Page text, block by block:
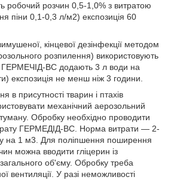
робочий розчин 0,5-1,0% з витратою
піни 0,1-0,3 л/м2) експозиція 60
кінцевої дезінфекції методом
розпилення) використовують
ГЕРМЕЧІД-ВС додають 3 л води на
експозиція не менш ніж 3 години.
в присутності тварин і птахів
механічний аерозольний
Обробку необхідно проводити
ГЕРМЕДІД-ВС. Норма витрати — 2-
на 1 м3. Для поліпшення поширення
можна вводити гліцерин із
об'єму. Обробку треба
вентиляції. У разі неможливості